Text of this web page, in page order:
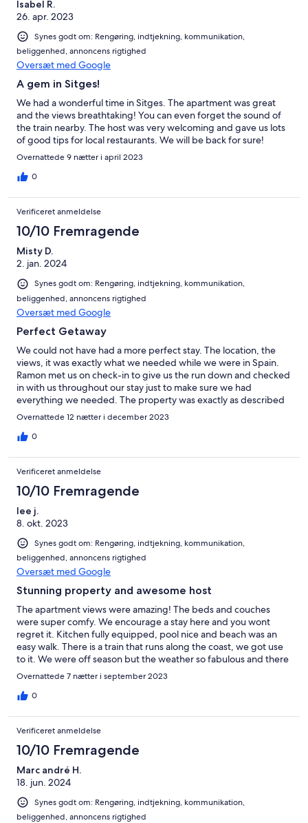
Isabel R.
26. apr. 2023
Synes godt om: Rengøring, indtjekning, kommunikation,
beliggenhed, annoncens rigtighed
Oversæt med Google
A gem in Sitges!
We had a wonderful time in Sitges. The apartment was great
and the views breathtaking! You can even forget the sound of
the train nearby. The host was very welcoming and gave us lots
of good tips for local restaurants. We will be back for sure!
Overnattede 9 nætter i april 2023
0
Verificeret anmeldelse
10/10 Fremragende
Misty D.
2. jan. 2024
Synes godt om: Rengøring, indtjekning, kommunikation,
beliggenhed, annoncens rigtighed
Oversæt med Google
Perfect Getaway
We could not have had a more perfect stay. The location, the
views, it was exactly what we needed while we were in Spain.
Ramon met us on check-in to give us the run down and checked
in with us throughout our stay just to make sure we had
everything we needed. The property was exactly as described
and was in the perfect location to get away, but be close
Spain and this beautiful property again!!!
Overnattede 12 nætter i december 2023
0
Verificeret anmeldelse
10/10 Fremragende
lee j.
8. okt. 2023
Synes godt om: Rengøring, indtjekning, kommunikation,
beliggenhed, annoncens rigtighed
Oversæt med Google
Stunning property and awesome host
The apartment views were amazing! The beds and couches
were super comfy. We encourage a stay here and you wont
regret it. Kitchen fully equipped, pool nice and beach was an
easy walk. There is a train that runs along the coast, we got use
to it. We were off season but the weather so fabulous and there
were parties on the beach, pier restaurants open and we
thoroughly enjoyed our time.
Overnattede 7 nætter i september 2023
0
Verificeret anmeldelse
10/10 Fremragende
Marc andré H.
18. jun. 2024
Synes godt om: Rengøring, indtjekning, kommunikation,
beliggenhed, annoncens rigtighed